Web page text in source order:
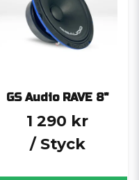
GS Audio RAVE 8"
1 290 kr
/ Styck